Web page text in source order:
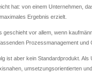
hat: von einem Unternehmen,
Ergebnis erzielt.
geschieht vor allem, wenn
Prozessmanagement und
ist aber kein Standardprodukt. Als
umsetzungsorientierten